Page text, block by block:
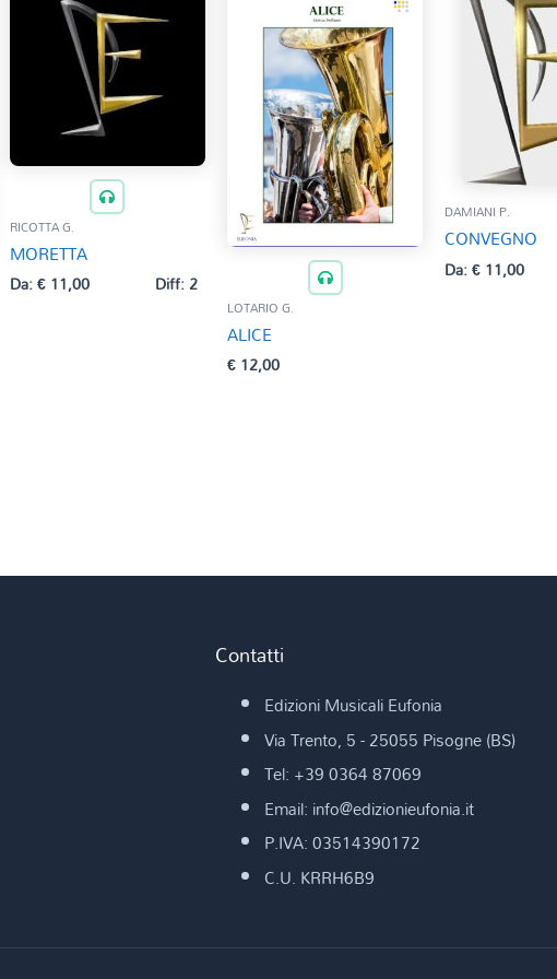
RICOTTA G.
MORETTA
Da:€11,00 Diff: 2
LOTARIO G.
ALICE
€12,00
DAMIANI P.
CONVEGNO
Da:€11,00
Contatti
Edizioni Musicali Eufonia
Via Trento, 5 - 25055 Pisogne (BS)
Tel: +39 0364 87069
Email: info@edizionieufonia.it
P.IVA: 03514390172
C.U. KRRH6B9